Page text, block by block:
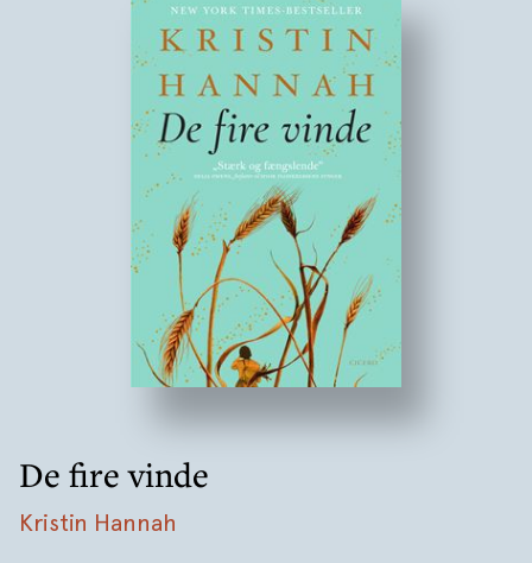
De fire vinde
Kristin Hannah